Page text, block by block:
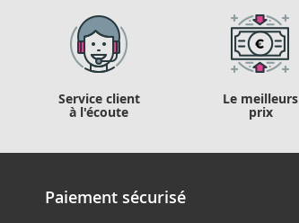
Service client
à l'écoute
Le meilleurs
prix
Paiement sécurisé